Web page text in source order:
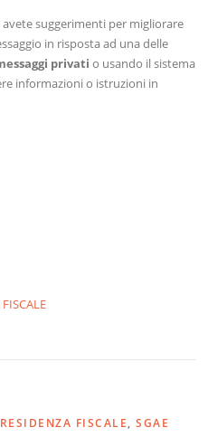
suggerimenti per migliorare
in risposta ad una delle
privatio usando il sistema
informazioni o istruzioni in
FISCALE,SGAE